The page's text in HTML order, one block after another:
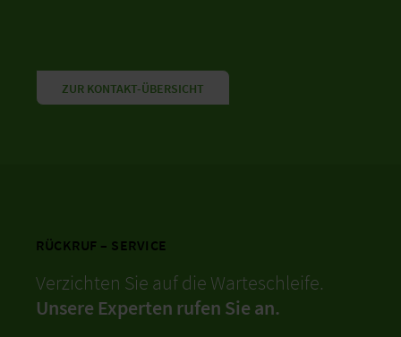
ZUR KONTAKT-ÜBERSICHT
RÜCKRUF – SERVICE
Verzichten Sie auf die Warteschleife.
Unsere Experten rufen Sie an.